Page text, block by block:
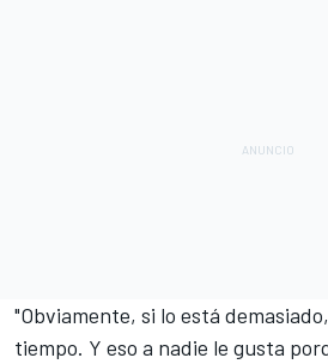
"Obviamente, si lo está
tiempo. Y eso a nadie le gusta